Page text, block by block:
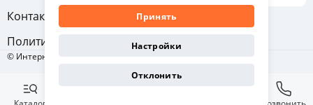
Контакты
Политика конфиденциальности
© Интернет-магазин «Отличная мебель», 2011-2026
Принять
Настройки
Отклонить